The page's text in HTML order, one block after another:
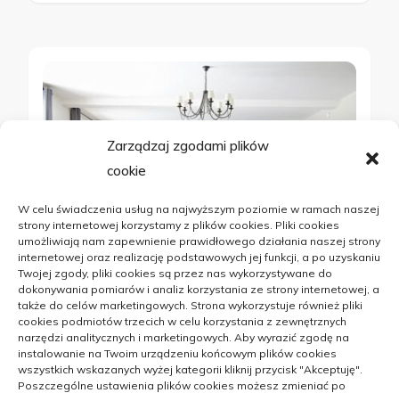
Zarządzaj zgodami plików
cookie
W celu świadczenia usług na najwyższym poziomie w ramach naszej
strony internetowej korzystamy z plików cookies. Pliki cookies
umożliwiają nam zapewnienie prawidłowego działania naszej strony
internetowej oraz realizację podstawowych jej funkcji, a po uzyskaniu
Twojej zgody, pliki cookies są przez nas wykorzystywane do
dokonywania pomiarów i analiz korzystania ze strony internetowej, a
także do celów marketingowych. Strona wykorzystuje również pliki
cookies podmiotów trzecich w celu korzystania z zewnętrznych
narzędzi analitycznych i marketingowych. Aby wyrazić zgodę na
instalowanie na Twoim urządzeniu końcowym plików cookies
wszystkich wskazanych wyżej kategorii kliknij przycisk "Akceptuję".
Poszczególne ustawienia plików cookies możesz zmieniać po
DOM
Jakie są często kupowane rodzaje
tapet